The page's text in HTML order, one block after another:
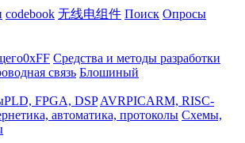
codebook 无线电组件 Поиск Опросы
0xFF Средства и методы разработки
связь Блошиный
PLD, FPGA, DSP AVRPICARM, RISC-
автоматика, протоколы Схемы,